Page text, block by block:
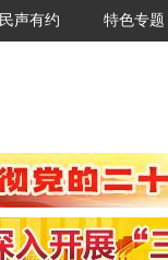
民声有约 特色专题